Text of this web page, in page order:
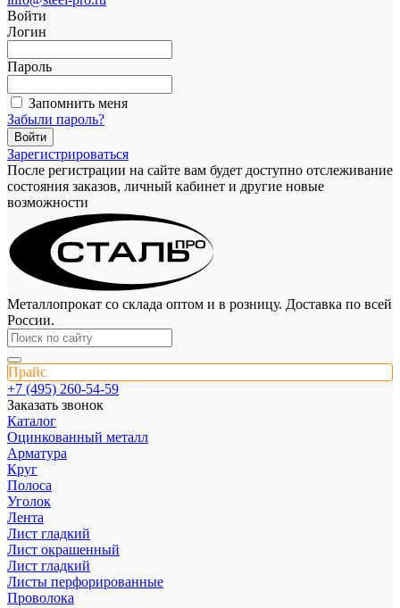
Войти
Логин
Пароль
Запомнить меня
Забыли пароль?
Зарегистрироваться
После регистрации на сайте вам будет доступно отслеживание
состояния заказов, личный кабинет и другие новые
возможности
Металлопрокат со склада оптом и в розницу. Доставка по всей
России.
Прайс
+7 (495) 260-54-59
Заказать звонок
Каталог
Оцинкованный металл
Арматура
Круг
Полоса
Уголок
Лента
Лист гладкий
Лист окрашенный
Лист гладкий
Листы перфорированные
Проволока